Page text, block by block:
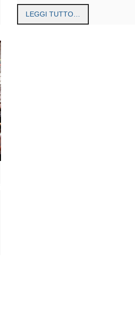
LEGGI TUTTO…